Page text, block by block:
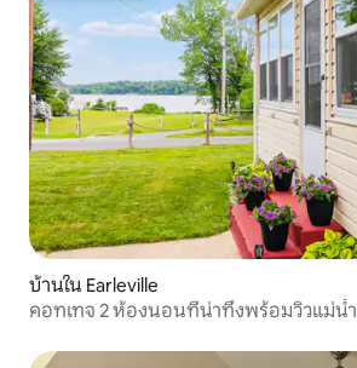
บ้านใน Earleville
คอทเทจ 2 ห้องนอนที่น่าทึ่งพร้อมวิวแม่น้ำ